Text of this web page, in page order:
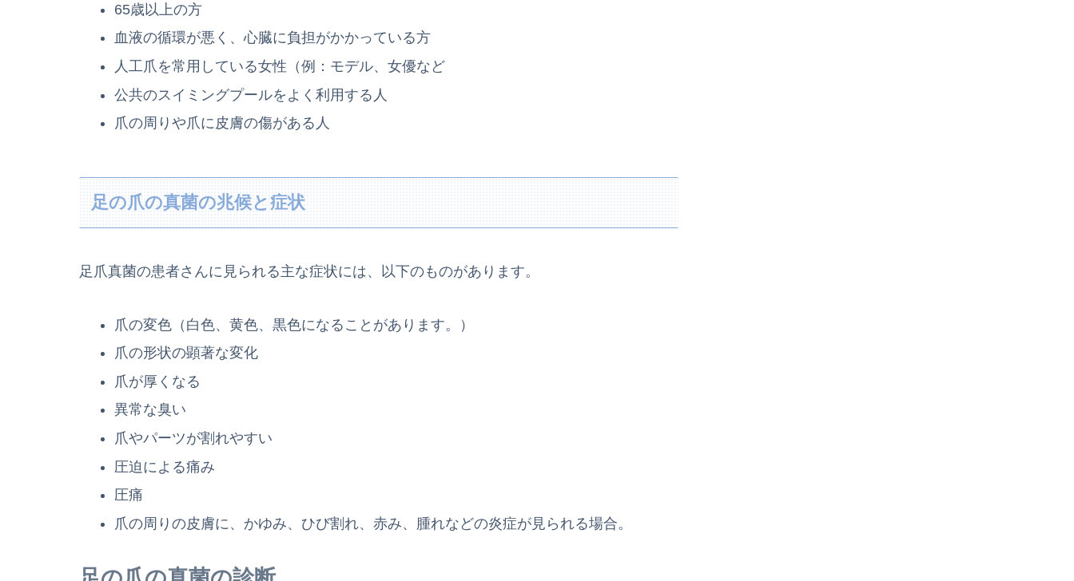
65歳以上の方
血液の循環が悪く、心臓に負担がかかっている方
人工爪を常用している女性（例：モデル、女優など
公共のスイミングプールをよく利用する人
爪の周りや爪に皮膚の傷がある人
足の爪の真菌の兆候と症状
足爪真菌の患者さんに見られる主な症状には、以下のものがあります。
爪の変色（白色、黄色、黒色になることがあります。）
爪の形状の顕著な変化
爪が厚くなる
異常な臭い
爪やパーツが割れやすい
圧迫による痛み
圧痛
爪の周りの皮膚に、かゆみ、ひび割れ、赤み、腫れなどの炎症が見られる場合。